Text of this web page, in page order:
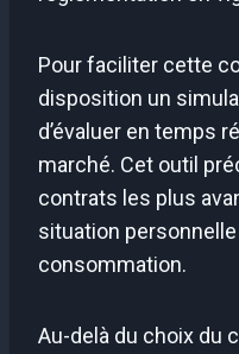
Pour faciliter cette
disposition un
d’évaluer en temps
marché. Cet outil
contrats les plus
situation
consommation.
Au-delà du choix du